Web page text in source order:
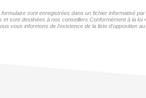
sont enregistrées dans un fichier informatisé
et sont destinées à nos conseillers Conformément à la
vous informons de l'existence de la liste d'opposition